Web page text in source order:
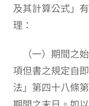
及其計算公式」
理：
（一）期間之
項但書之規定自
法」第四十八條